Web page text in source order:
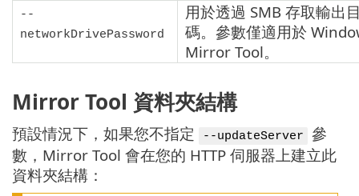
--
networkDrivePassword
用於透過 SMB 存取輸出
碼。參數僅適用於
Mirror Tool。
Mirror Tool 資料夾結構
預設情況下，如果您不指定 --updateServer
參
數，Mirror Tool 會在您的 HTTP 伺服器上建立此
資料夾結構：